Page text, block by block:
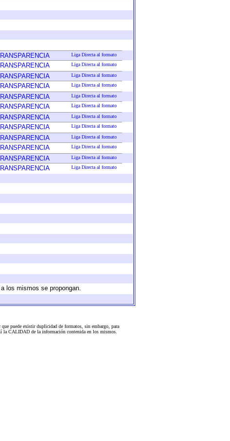
Liga Directa al formato
Liga Directa al formato
Liga Directa al formato
Liga Directa al formato
Liga Directa al formato
Liga Directa al formato
Liga Directa al formato
Liga Directa al formato
Liga Directa al formato
Liga Directa al formato
Liga Directa al formato
Liga Directa al formato
los mismos se propongan.
puede existir duplicidad de formatos, sin embargo, para
la CALIDAD de la información contenida en los mismos.